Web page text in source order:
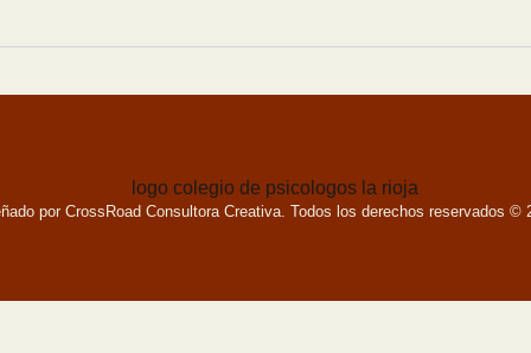
por CrossRoad Consultora Creativa. Todos los derechos reservados ©